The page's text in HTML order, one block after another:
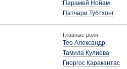
Парамей Нойам
Патчари Тубтхонг
Главные роли:
Тео Александр
Тамила Кулиева
Гиоргос Каракантас